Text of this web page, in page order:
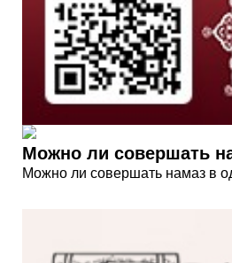
Можно ли совершать
Можно ли совершать намаз в